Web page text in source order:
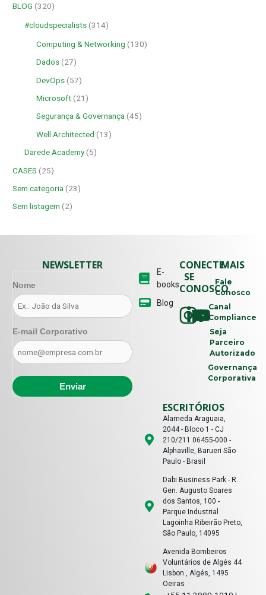
BLOG (320)
#cloudspecialists (314)
Computing & Networking (130)
Dados (27)
DevOps (57)
Microsoft (21)
Segurança & Governança (45)
Well Architected (13)
Darede Academy(5)
CASES (25)
Sem categoria (23)
Sem listagem (2)
E-
books
Blog
CONECTE-
SE
CONOSCO
MAIS
Fale
Conosco
Canal
Compliance
Seja
Parceiro
Autorizado
Governança
Corporativa
ESCRITÓRIOS
Alameda Araguaia,
2044 - Bloco 1 - CJ
210/211 06455-000 -
Alphaville, Barueri São
Paulo - Brasil
Dabi Business Park - R.
Gen. Augusto Soares
dos Santos, 100 -
Parque Industrial
Lagoinha Ribeirão Preto,
São Paulo, 14095
Avenida Bombeiros
Voluntários de Algés 44
Lisbon , Algés, 1495
Oeiras
NEWSLETTER
Nome
E-mail Corporativo